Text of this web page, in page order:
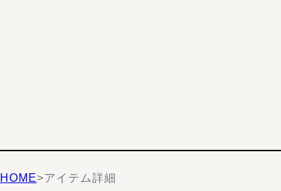
HOME>アイテム詳細